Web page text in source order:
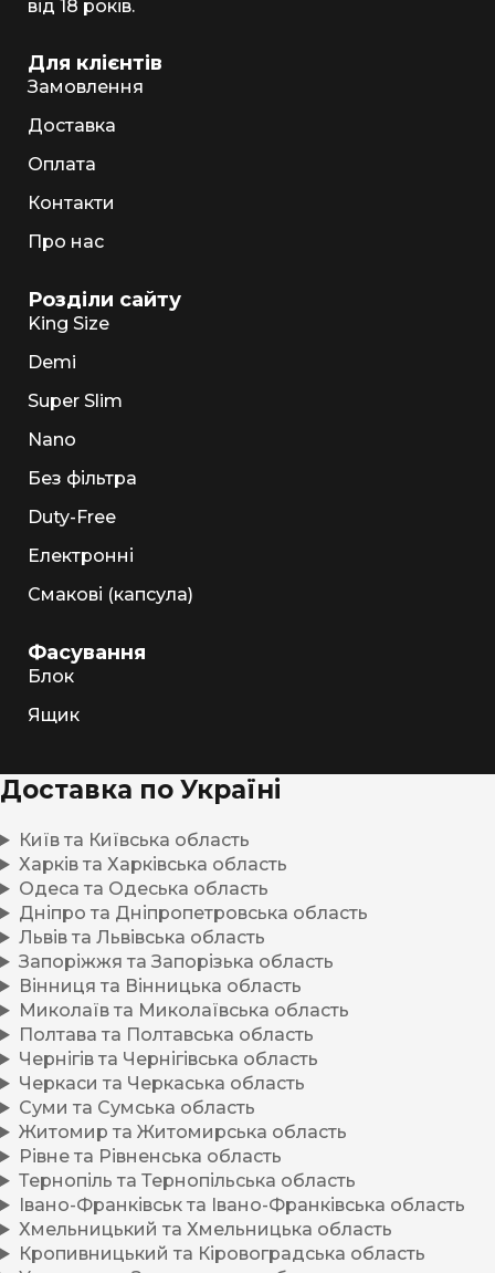
від 18 років.
Для клієнтів
Замовлення
Доставка
Оплата
Контакти
Про нас
Розділи сайту
King Size
Demi
Super Slim
Nano
Без фільтра
Duty-Free
Електронні
Смакові (капсула)
Фасування
Блок
Ящик
Доставка по Україні
Київ та Київська область
Харків та Харківська область
Одеса та Одеська область
Дніпро та Дніпропетровська область
Львів та Львівська область
Запоріжжя та Запорізька область
Вінниця та Вінницька область
Миколаїв та Миколаївська область
Полтава та Полтавська область
Чернігів та Чернігівська область
Черкаси та Черкаська область
Суми та Сумська область
Житомир та Житомирська область
Рівне та Рівненська область
Тернопіль та Тернопільська область
Івано-Франківськ та Івано-Франківська область
Хмельницький та Хмельницька область
Кропивницький та Кіровоградська область